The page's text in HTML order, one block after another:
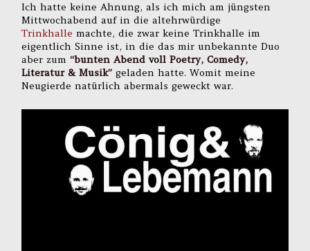
Ich hatte keine Ahnung, als ich mich am jüngsten
Mittwochabend auf in die altehrwürdige
Trinkhalle machte, die zwar keine Trinkhalle im
eigentlich Sinne ist, in die das mir unbekannte Duo
aber zum“bunten Abend voll Poetry, Comedy,
Literatur & Musik” geladen hatte. Womit meine
Neugierde natürlich abermals geweckt war.